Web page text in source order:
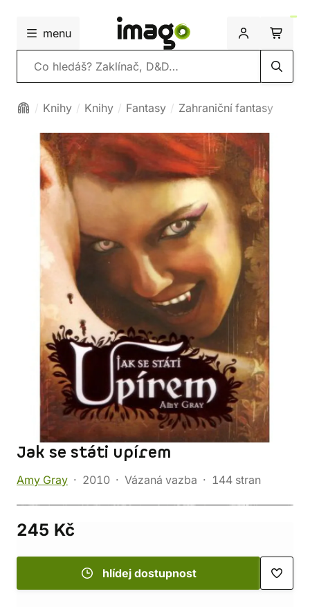
menu
Vyhledávání
Knihy Knihy Fantasy Zahraniční fantasy
Jak se státi upírem
Amy Gray 2010 Vázaná vazba 144 stran
245 Kč
hlídej dostupnost